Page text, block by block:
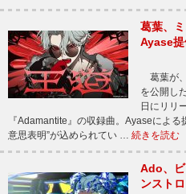
葛葉、
Ayase提
葛葉が
を公開し
日にリリ
『Adamantite』の収録曲。Ayaseによる
意思表明”が込められてい … 続きを読む
Ado、
ンスト